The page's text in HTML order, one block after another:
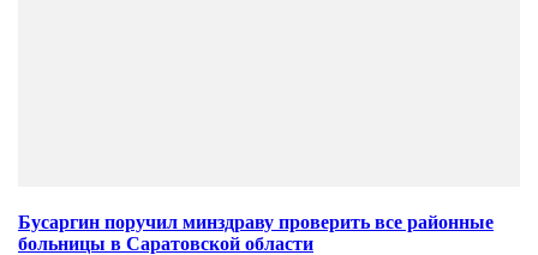
Бусаргин поручил минздраву проверить все районные
больницы в Саратовской области